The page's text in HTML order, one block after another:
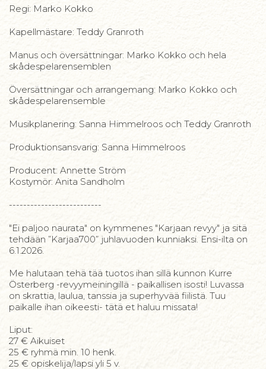
Regi: Marko Kokko
Kapellmästare: Teddy Granroth
Manus och översättningar: Marko Kokko och hela
skådespelarensemblen
Översättningar och arrangemang: Marko Kokko och
skådespelarensemble
Musikplanering: Sanna Himmelroos och Teddy Granroth
Produktionsansvarig: Sanna Himmelroos
Producent: Annette Ström
Kostymör: Anita Sandholm
--------------------------
"Ei paljoo naurata" on kymmenes "Karjaan revyy" ja sitä
tehdään ”Karjaa700” juhlavuoden kunniaksi. Ensi-ilta on
6.1.2026.
Me halutaan tehä tää tuotos ihan sillä kunnon Kurre
Österberg -revyymeiningillä - paikallisen isosti! Luvassa
on skrattia, laulua, tanssia ja superhyvää fiilistä. Tuu
paikalle ihan oikeesti- tätä et haluu missata!
Liput:
27 € Aikuiset
25 € ryhmä min. 10 henk.
25 € opiskelija/lapsi yli 5 v.